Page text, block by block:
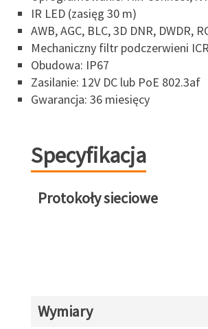
IR LED (zasięg 30 m)
AWB, AGC, BLC, 3D DNR, DWDR,
Mechaniczny filtr podczerwieni ICR
Obudowa: IP67
Zasilanie: 12V DC lub PoE 802.3af
Gwarancja: 36 miesięcy
Specyfikacja
Protokoły sieciowe
Wymiary